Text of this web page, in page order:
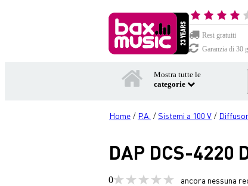
Resi gratuiti
Garanzia di 30
Mostra tutte le
categorie
Home / P.A. /Sistemi a 100 V /
DAP DCS-4220
0 ancora nessuna